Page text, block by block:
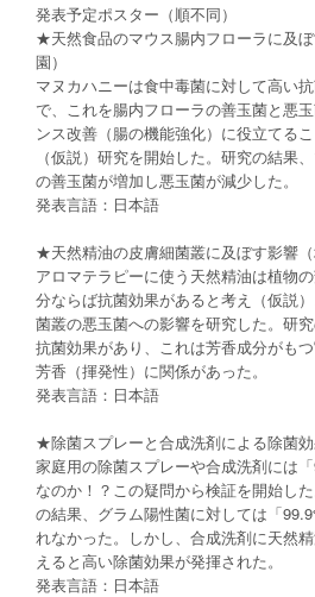
発表予定ポスター（順不同）
★天然食品のマウス腸内フローラに及
園）
マヌカハニーは食中毒菌に対して高い
で、これを腸内フローラの善玉菌と悪
ンス改善（腸の機能強化）に役立てる
（仮説）研究を開始した。研究の結果
の善玉菌が増加し悪玉菌が減少した。
発表言語：日本語
★天然精油の皮膚細菌叢に及ぼす影響（
アロマテラピーに使う天然精油は植物
分ならば抗菌効果があると考え（仮説
菌叢の悪玉菌への影響を研究した。研
抗菌効果があり、これは芳香成分がも
芳香（揮発性）に関係があった。
発表言語：日本語
★除菌スプレーと合成洗剤による除菌効
家庭用の除菌スプレーや合成洗剤には
なのか！？この疑問から検証を開始し
の結果、グラム陽性菌に対しては「
れなかった。しかし、合成洗剤に天然
えると高い除菌効果が発揮された。
発表言語：日本語